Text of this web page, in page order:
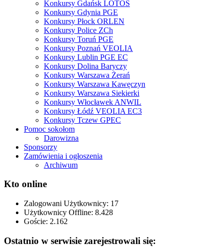
Konkursy Gdańsk LOTOS
Konkursy Gdynia PGE
Konkursy Płock ORLEN
Konkursy Police ZCh
Konkursy Toruń PGE
Konkursy Poznań VEOLIA
Konkursy Lublin PGE EC
Konkursy Dolina Baryczy
Konkursy Warszawa Żerań
Konkursy Warszawa Kawęczyn
Konkursy Warszawa Siekierki
Konkursy Włocławek ANWIL
Konkursy Łódź VEOLIA EC3
Konkursy Tczew GPEC
Pomoc sokołom
Darowizna
Sponsorzy
Zamówienia i ogłoszenia
Archiwum
Kto online
Zalogowani Użytkownicy: 17
Użytkownicy Offline: 8.428
Goście: 2.162
Ostatnio w serwisie zarejestrowali się: